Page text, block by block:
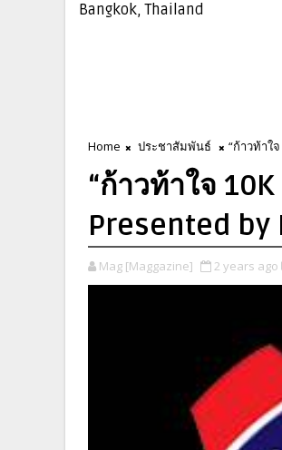
Bangkok, Thailand
Home ประชาสัมพันธ์ “ก้าวท้าใ
“ก้าวท้าใจ
Presented by
Mag [Maggazine] 2 years ago